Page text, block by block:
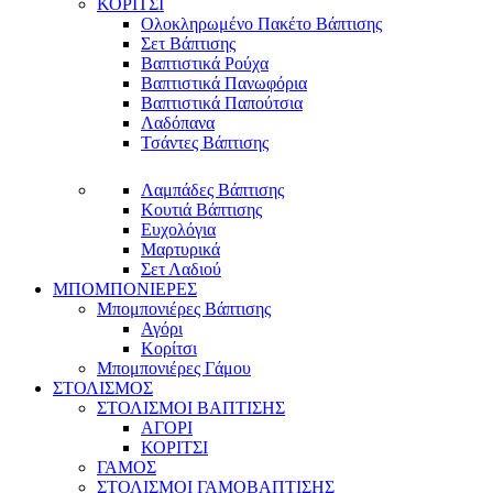
ΚΟΡΙΤΣΙ
Ολοκληρωμένο Πακέτο Βάπτισης
Σετ Βάπτισης
Βαπτιστικά Ρούχα
Βαπτιστικά Πανωφόρια
Βαπτιστικά Παπούτσια
Λαδόπανα
Τσάντες Βάπτισης
Λαμπάδες Βάπτισης
Κουτιά Βάπτισης
Ευχολόγια
Μαρτυρικά
Σετ Λαδιού
ΜΠΟΜΠΟΝΙΕΡΕΣ
Μπομπονιέρες Βάπτισης
Αγόρι
Κορίτσι
Μπομπονιέρες Γάμου
ΣΤΟΛΙΣΜΟΣ
ΣΤΟΛΙΣΜΟΙ ΒΑΠΤΙΣΗΣ
ΑΓΟΡΙ
ΚΟΡΙΤΣΙ
ΓΑΜΟΣ
ΣΤΟΛΙΣΜΟΙ ΓΑΜΟΒΑΠΤΙΣΗΣ